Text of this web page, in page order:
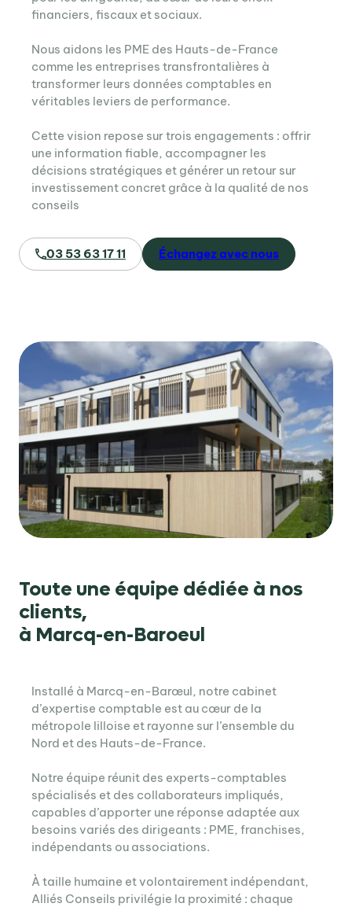
financiers, fiscaux et sociaux.
Nous aidons les PME des Hauts-de-France
comme les entreprises transfrontalières à
transformer leurs données comptables en
véritables leviers de performance.
Cette vision repose sur trois engagements : offrir
une information fiable, accompagner les
décisions stratégiques et générer un retour sur
investissement concret grâce à la qualité de nos
conseils
03 53 63 17 11 Échangez avec nous
Toute une équipe dédiée à nos
clients,
à Marcq-en-Baroeul
Installé à Marcq-en-Barœul, notre cabinet
d’expertise comptable est au cœur de la
métropole lilloise et rayonne sur l’ensemble du
Nord et des Hauts-de-France.
Notre équipe réunit des experts-comptables
spécialisés et des collaborateurs impliqués,
capables d’apporter une réponse adaptée aux
besoins variés des dirigeants : PME, franchises,
indépendants ou associations.
À taille humaine et volontairement indépendant,
Alliés Conseils privilégie la proximité : chaque